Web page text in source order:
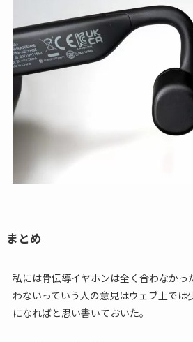
まとめ
私には骨伝導イヤホンは全く合わなかっ
わないっていう人の意見はウェブ上では
になればと思い書いておいた。